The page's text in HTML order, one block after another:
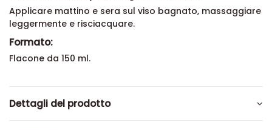
Applicare mattino e sera sul viso bagnato, massaggiare
leggermente e risciacquare.
Formato:
Flacone da 150 ml.
Dettagli del prodotto